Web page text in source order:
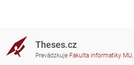
Theses.cz
Prevádzkuje Fakulta informatiky MU,